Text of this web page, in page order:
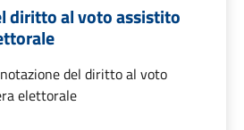
diritto al voto assistito
del diritto al voto
elettorale